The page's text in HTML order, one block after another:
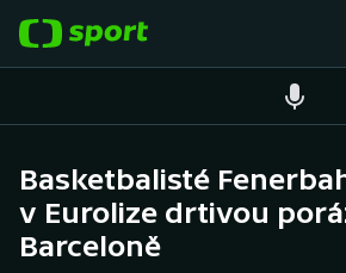
Hokej
Basketbalisté
v Eurolize drtivou
Barceloně